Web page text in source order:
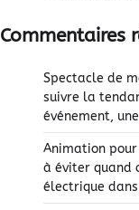
Commentaires
Spectacle de
suivre la
événement,
Animation
à éviter quand
électrique